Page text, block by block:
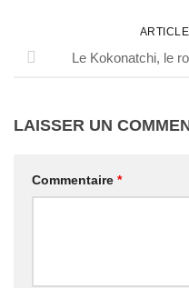
Le Kokonatchi, le
LAISSER UN
Commentaire *